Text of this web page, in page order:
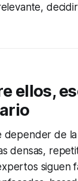
ellos,
depender de
densas,
siguen